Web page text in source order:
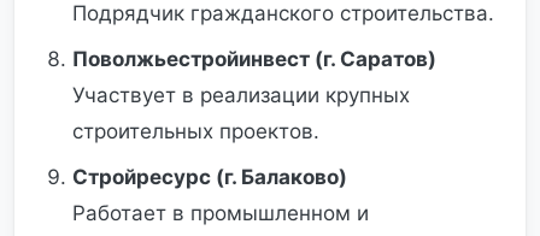
Подрядчик гражданского строительства.
Поволжьестройинвест (г. Саратов)
Участвует в реализации крупных
строительных проектов.
Стройресурс (г. Балаково)
Работает в промышленном и